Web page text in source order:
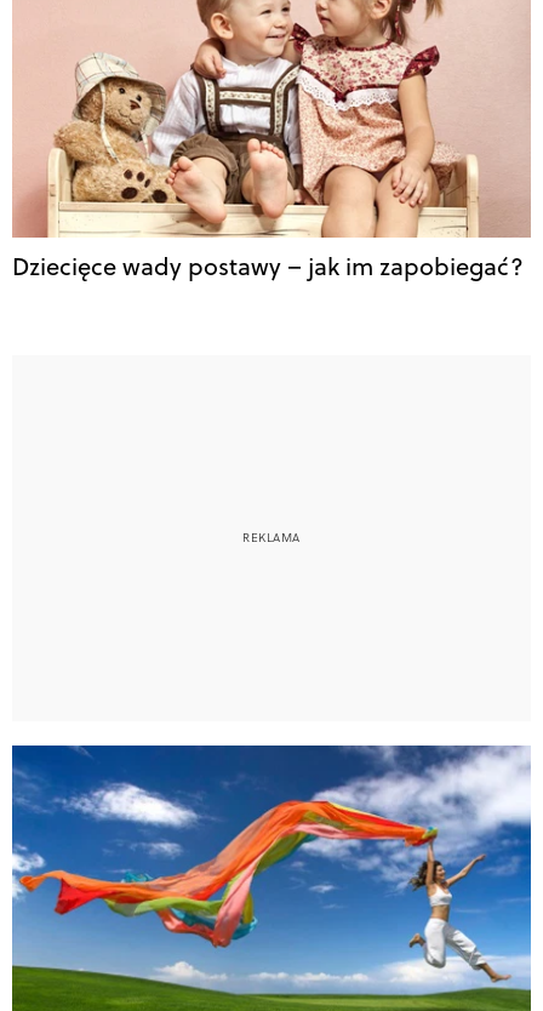
Dziecięce wady postawy – jak im zapobiegać?